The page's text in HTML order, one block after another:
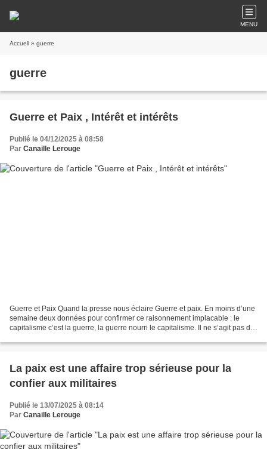
MENU
Accueil » guerre
guerre
Guerre et Paix , Intérêt et intérêts
Publié le 04/12/2025 à 08:58
Par Canaille Lerouge
Guerre et Paix Quand la presse nous éclaire Guerre et paix. En moins d’une
semaine deux données pour confirmer ce raisonnement implacable : le
capitalisme c’est la guerre, la guerre nourri le capitalisme. Il ne s’agit pas de
La paix est une affaire trop sérieuse pour la
confier aux militaires
Publié le 13/07/2025 à 08:14
Par Canaille Lerouge